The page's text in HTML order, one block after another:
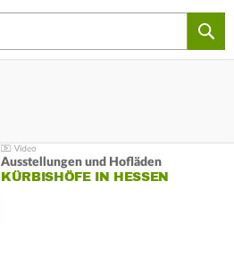
Ausstellungen und Hofläden
KÜRBISHÖFE IN HESSEN